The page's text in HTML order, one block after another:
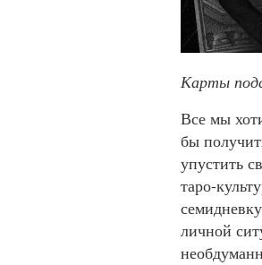
Карты
Все мы
бы
упустить
таро-
личной